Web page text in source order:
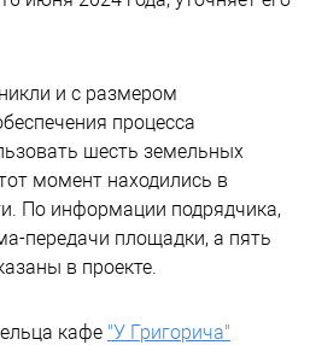
и с размером
процесса
шесть земельных
момент находились в
По информации подрядчика,
передачи площадки, а пять
в проекте.
кафе "У Григорича"